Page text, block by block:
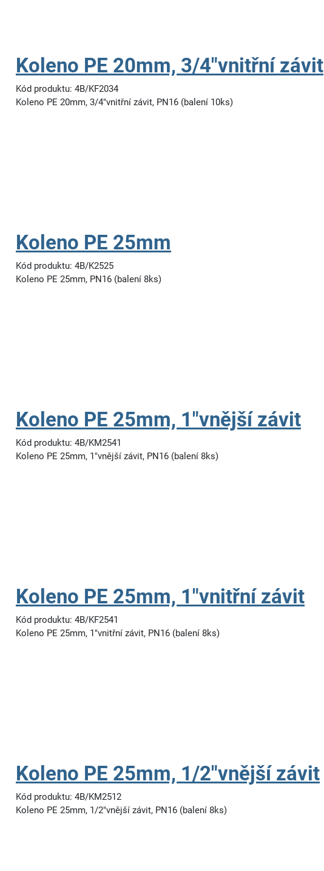
Koleno PE 20mm, 3/4"vnitřní závit
Kód produktu: 4B/KF2034
Koleno PE 20mm, 3/4"vnitřní závit, PN16 (balení 10ks)
Koleno PE 25mm
Kód produktu: 4B/K2525
Koleno PE 25mm, PN16 (balení 8ks)
Koleno PE 25mm, 1"vnější závit
Kód produktu: 4B/KM2541
Koleno PE 25mm, 1"vnější závit, PN16 (balení 8ks)
Koleno PE 25mm, 1"vnitřní závit
Kód produktu: 4B/KF2541
Koleno PE 25mm, 1"vnitřní závit, PN16 (balení 8ks)
Koleno PE 25mm, 1/2"vnější závit
Kód produktu: 4B/KM2512
Koleno PE 25mm, 1/2"vnější závit, PN16 (balení 8ks)